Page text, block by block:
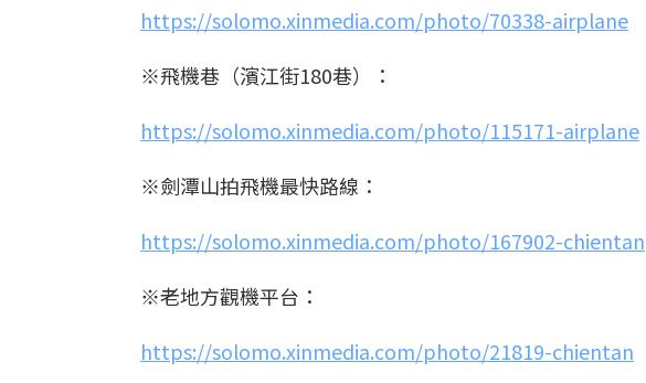
https://solomo.xinmedia.com/photo/70338-airplane
※飛機巷（濱江街180巷）：
https://solomo.xinmedia.com/photo/115171-airplane
※劍潭山拍飛機最快路線：
https://solomo.xinmedia.com/photo/167902-chientan
※老地方觀機平台：
https://solomo.xinmedia.com/photo/21819-chientan